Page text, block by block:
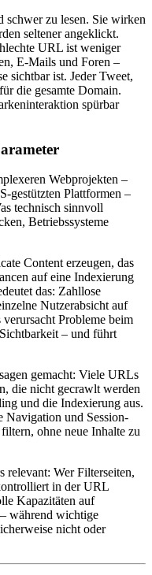
schwer zu lesen. Sie wirken
seltener angeklickt.
URL ist weniger
E-Mails und Foren –
sichtbar ist. Jeder Tweet,
die gesamte Domain.
spürbar
Webprojekten –
gestützten Plattformen –
technisch sinnvoll
Betriebssysteme
Content erzeugen, das
auf eine Indexierung
das: Zahllose
Nutzerabsicht auf
Probleme beim
– und führt
gemacht: Viele URLs
die nicht gecrawlt werden
und die Indexierung aus.
Navigation und Session-
ohne neue Inhalte zu
relevant: Wer Filterseiten,
in der URL
Kapazitäten auf
während wichtige
nicht oder